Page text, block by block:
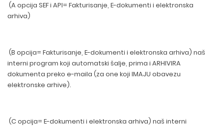
(A opcija SEF i API= Fakturisanje, E-dokumenti i elektronska
arhiva)
(B opcija= Fakturisanje, E-dokumenti i elektronska arhiva) naš
interni program koji automatski šalje, prima i ARHIVIRA
dokumenta preko e-maila (za one koji IMAJU obavezu
elektronske arhive).
(C opcija= E-dokumenti i elektronska arhiva) naš interni